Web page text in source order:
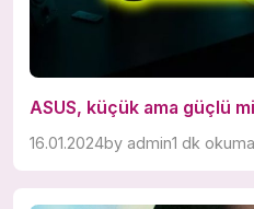
ASUS, küçük ama güçlü
16.01.2024by admin1 dk